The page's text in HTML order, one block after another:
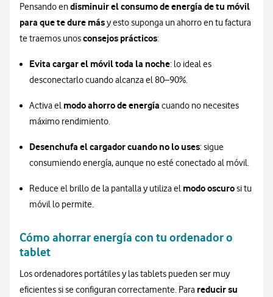
Pensando endisminuir el consumo de energía de tu móvil
para que te dure másy esto suponga un ahorro en tu factura
te traemos unosconsejos prácticos:
Evita cargar el móvil toda la noche: lo ideal es
desconectarlo cuando alcanza el 80–90%.
Activa el modo ahorro de energía cuando no necesites
máximo rendimiento.
Desenchufa el cargador cuando no lo uses: sigue
consumiendo energía, aunque no esté conectado al móvil.
Reduce el brillo de la pantalla y utiliza el modo oscurosi tu
móvil lo permite.
Cómo ahorrar energía con tu ordenador o
tablet
Los ordenadores portátiles y las tablets pueden ser muy
eficientes si se configuran correctamente. Para reducir su